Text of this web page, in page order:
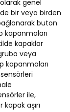
genel
bir veya birden
buton
kapanmaları
kapaklar
veya
kapanmaları
ile,
aşırı